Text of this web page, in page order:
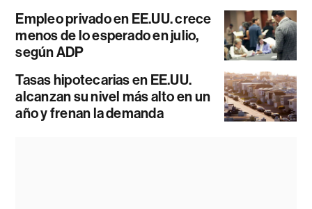
Empleo privado en EE.UU. crece
menos de lo esperado en julio,
según ADP
Tasas hipotecarias en EE.UU.
alcanzan su nivel más alto en un
año y frenan la demanda